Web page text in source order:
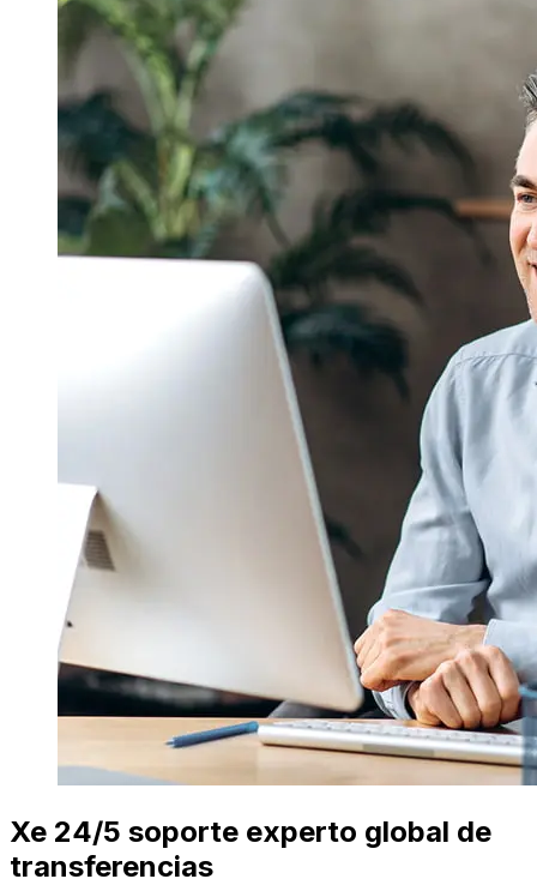
Xe 24/5 soporte experto global de
transferencias